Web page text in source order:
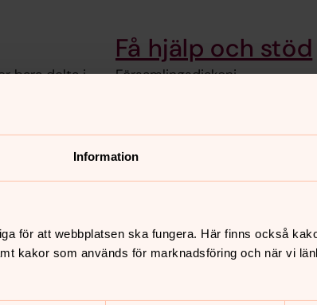
Information
för att webbplatsen ska fungera. Här finns också
kakor som används för marknadsföring och när vi
bara delta i
Få hjälp och stöd
Församlingsdiakoni
Stiftelserna är egna juridiska personer
men kontrollera att du uppfyller kraven